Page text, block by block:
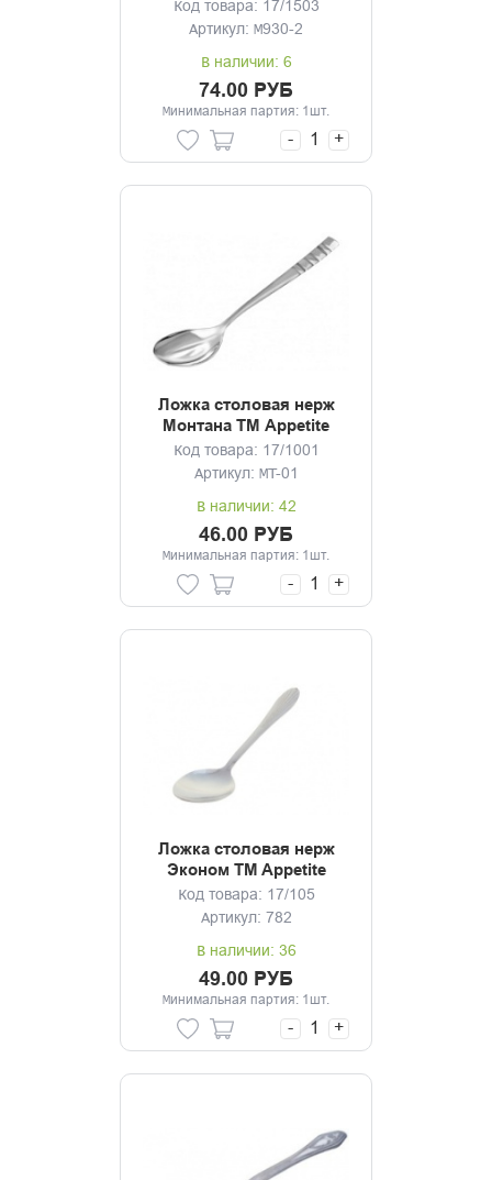
Код товара: 17/1503
Артикул: M930-2
В наличии: 6
74.00 РУБ
Минимальная партия: 1шт.
- +
Ложка столовая нерж
Монтана ТМ Appetite
Код товара: 17/1001
Артикул: MT-01
В наличии: 42
46.00 РУБ
Минимальная партия: 1шт.
- +
Ложка столовая нерж
Эконом TM Appetite
Код товара: 17/105
Артикул: 782
В наличии: 36
49.00 РУБ
Минимальная партия: 1шт.
- +